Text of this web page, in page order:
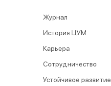
Журнал
История ЦУМ
Карьера
Сотрудничество
Устойчивое развитие